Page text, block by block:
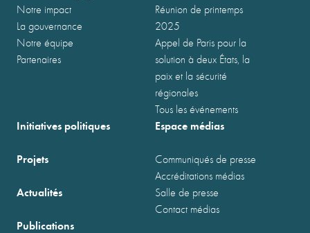
Notre impact
La gouvernance
Notre équipe
Partenaires
Réunion de printemps
2025
Appel de Paris pour la
solution à deux États, la
paix et la sécurité
régionales
Tous les événements
Initiatives politiques
Projets
Actualités
Publications
Espace médias
Communiqués de presse
Accréditations médias
Salle de presse
Contact médias